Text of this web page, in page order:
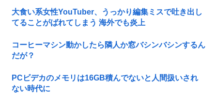
大食い系女性YouTuber、うっかり編集ミスで吐き出し
てることがばれてしまう 海外でも炎上
コーヒーマシン動かしたら隣人か窓バシンバシンするん
だが？
PCビデカのメモリは16GB積んでないと人間扱いされ
ない時代に